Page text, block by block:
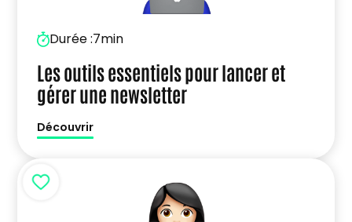
Durée :7min
Les outils essentiels pour lancer et
gérer une newsletter
Découvrir